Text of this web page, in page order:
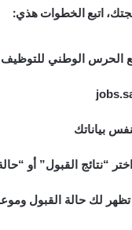
اتبع الخطوات هذي:
الحرس الوطني للتوظيف
بياناتك
“نتائج القبول” أو
تظهر لك حالة القبول